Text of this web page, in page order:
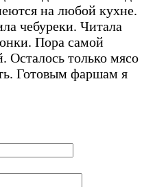
на любой кухне.
чебуреки. Читала
Пора самой
Осталось только мясо
Готовым фаршам я